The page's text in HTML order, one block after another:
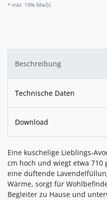
* inkl. 19% MwSt.
Beschreibung
Technische Daten
Download
Eine kuschelige Lieblings-
cm hoch und wiegt etwa 710
eine duftende
Wärme, sorgt für
Begleiter zu Hause und